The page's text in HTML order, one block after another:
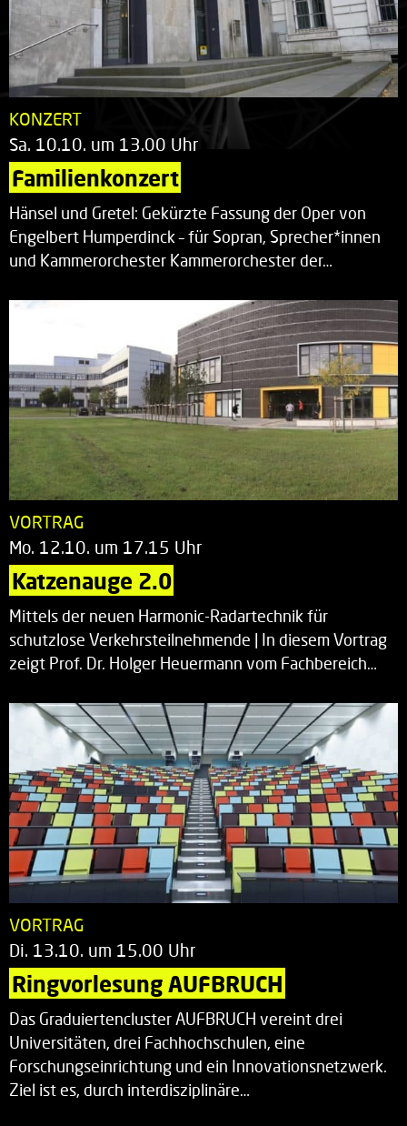
KONZERT
Sa. 10.10. um 13.00 Uhr
Familienkonzert
Hänsel und Gretel: Gekürzte Fassung der Oper von
Engelbert Humperdinck – für Sopran, Sprecher*innen
und Kammerorchester Kammerorchester der…
VORTRAG
Mo. 12.10. um 17.15 Uhr
Katzenauge 2.0
Mittels der neuen Harmonic-Radartechnik für
schutzlose Verkehrsteilnehmende | In diesem Vortrag
zeigt Prof. Dr. Holger Heuermann vom Fachbereich…
VORTRAG
Di. 13.10. um 15.00 Uhr
Ringvorlesung AUFBRUCH
Das Graduiertencluster AUFBRUCH vereint drei
Universitäten, drei Fachhochschulen, eine
Forschungseinrichtung und ein Innovationsnetzwerk.
Ziel ist es, durch interdisziplinäre…